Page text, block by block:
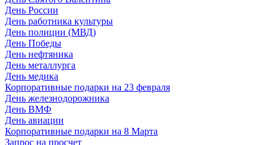
День России
День работника культуры
День полиции (МВД)
День Победы
День нефтяника
День металлурга
День медика
Корпоративные подарки на 23 февраля
День железнодорожника
День ВМФ
День авиации
Корпоративные подарки на 8 Марта
Запрос на просчет